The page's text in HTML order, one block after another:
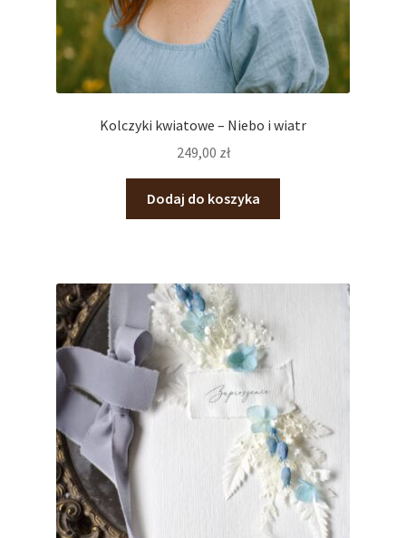
Kolczyki kwiatowe – Niebo i wiatr
249,00 zł
Dodaj do koszyka